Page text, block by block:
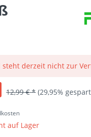
steht derzeit nicht zur
12,99 € * (29,95%
auf Lager